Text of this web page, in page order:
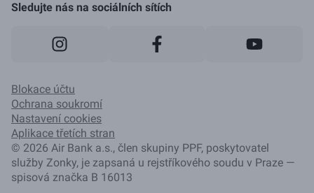
Jak to funguje
Sledujte nás na sociálních sítích
Blokace účtu
Ochrana soukromí
Nastavení cookies
Aplikace třetích stran
© 2026 Air Bank a.s., člen skupiny PPF, poskytovatel
služby Zonky, je zapsaná u rejstříkového soudu v Praze —
spisová značka B 16013